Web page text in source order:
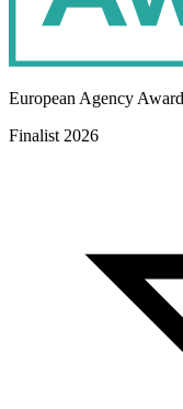
European Agency Awards